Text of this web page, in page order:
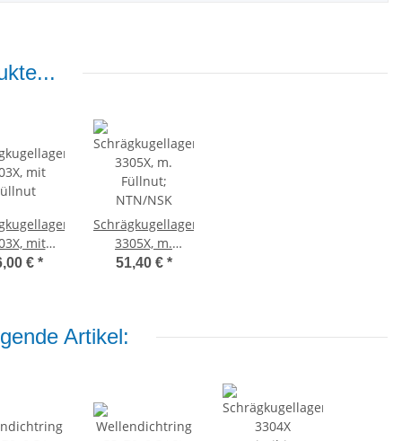
mit
€ *
Schrägkugellager
3305X, m.
Füllnut;
51,40 € *
Artikel: